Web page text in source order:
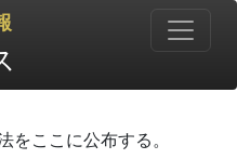
をここに公布する。